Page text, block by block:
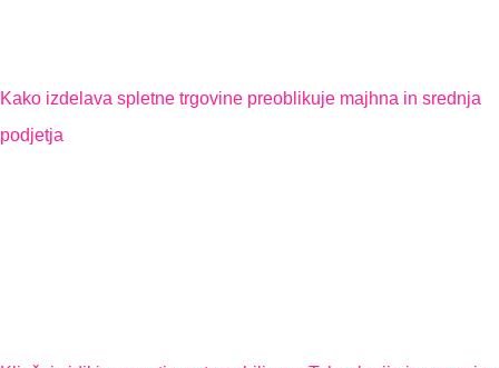
Kako izdelava spletne trgovine preoblikuje majhna in srednja
podjetja